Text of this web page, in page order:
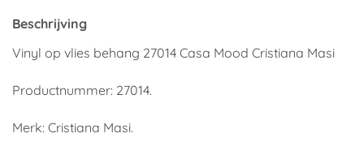
Beschrijving
Vinyl op vlies behang 27014 Casa Mood Cristiana Masi
Productnummer: 27014.
Merk: Cristiana Masi.